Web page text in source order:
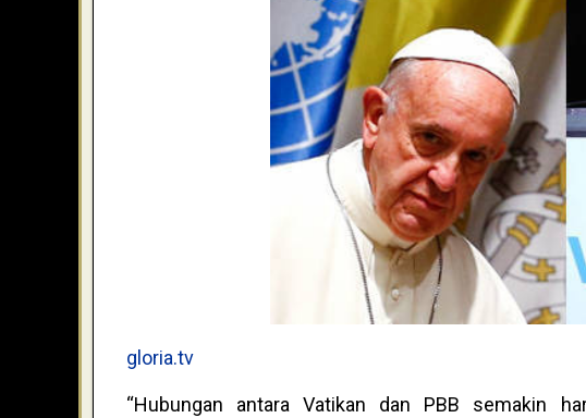
gloria.tv
“Hubungan antara Vatikan dan PBB semakin